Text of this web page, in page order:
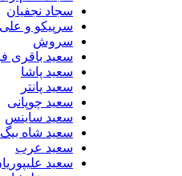
سجاد نجفیان
سرپیکو و علی سان
سروش
سعید باقری فرد
سعید پاشا
سعید پانتر
سعید چوپانی
سعید ساینس
سعید شاه بیگ
سعید عرب
سعید علیپوریان